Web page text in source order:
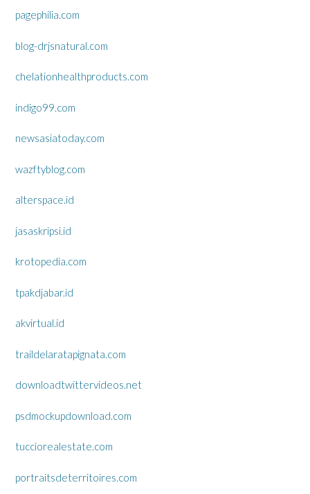
pagephilia.com
blog-drjsnatural.com
chelationhealthproducts.com
indigo99.com
newsasiatoday.com
wazftyblog.com
alterspace.id
jasaskripsi.id
krotopedia.com
tpakdjabar.id
akvirtual.id
traildelaratapignata.com
downloadtwittervideos.net
psdmockupdownload.com
tucciorealestate.com
portraitsdeterritoires.com